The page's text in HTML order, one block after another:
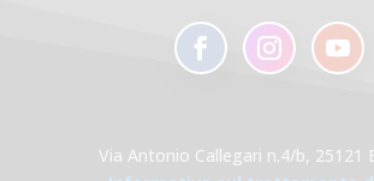
Via Antonio Callegari n.4/b, 25121